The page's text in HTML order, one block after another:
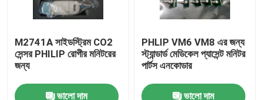
M2741A সাইডস্ট্রিম CO2
সেন্সর PHILIP রোগীর মনিটরের
জন্য
ভালো দাম
PHLIP VM6 VM8 এর জন্য
স্ট্যান্ডার্ড মেডিকেল প্যাসেন্ট মনিটর
পার্টস এনকোডার
ভালো দাম